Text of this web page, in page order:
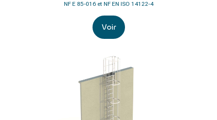
NF E 85-016 et NF EN ISO 14122-4
Voir